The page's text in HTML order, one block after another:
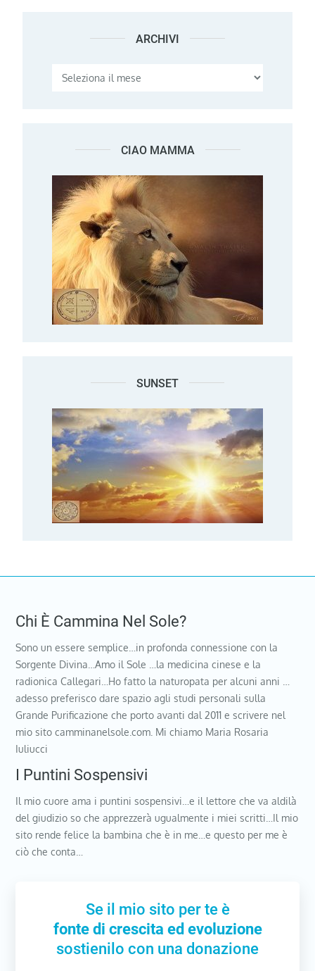
ARCHIVI Archivi
CIAO MAMMA
SUNSET
Chi È Cammina Nel Sole?
Sono un essere semplice…in profonda connessione con la
Sorgente Divina…Amo il Sole …la medicina cinese e la
radionica Callegari…Ho fatto la naturopata per alcuni anni …
adesso preferisco dare spazio agli studi personali sulla
Grande Purificazione che porto avanti dal 2011 e scrivere nel
mio sito camminanelsole.com. Mi chiamo Maria Rosaria
Iuliucci
I Puntini Sospensivi
Il mio cuore ama i puntini sospensivi…e il lettore che va aldilà
del giudizio so che apprezzerà ugualmente i miei scritti…Il mio
sito rende felice la bambina che è in me…e questo per me è
ciò che conta…
Se il mio sito per te è
fonte di crescita ed evoluzione
sostienilo con una donazione